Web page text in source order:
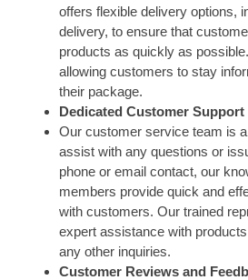
offers flexible delivery options,
delivery, to ensure that
products as quickly as
allowing customers to stay
their package.
Dedicated Customer Support
Our customer service team is
assist with any questions or
phone or email contact, our
members provide quick and
with customers. Our trained
expert assistance with
any other inquiries.
Customer Reviews and